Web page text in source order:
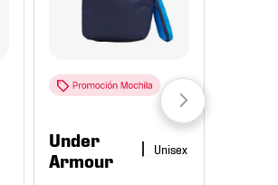
Under
Armour